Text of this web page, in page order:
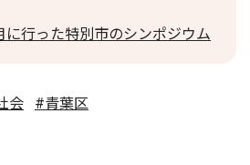
行った特別市のシンポジウム
会 #青葉区